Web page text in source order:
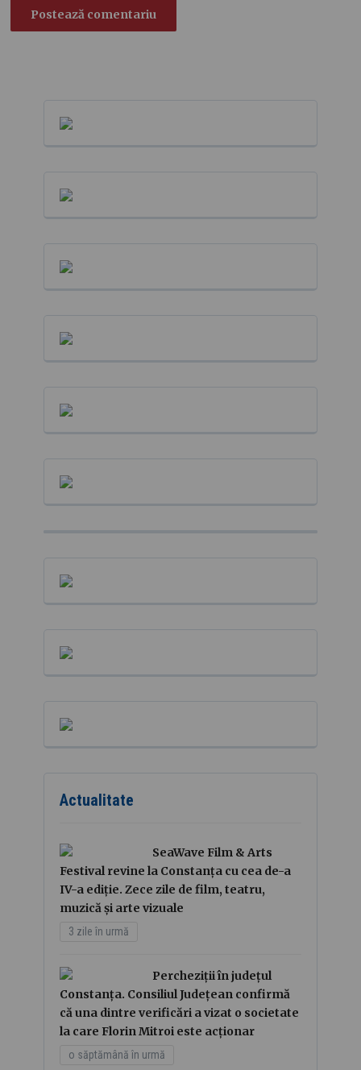
Actualitate
SeaWave Film & Arts
Festival revine la Constanța cu cea de-a
IV-a ediție. Zece zile de film, teatru,
muzică și arte vizuale
3 zile în urmă
Percheziții în județul
Constanța. Consiliul Județean confirmă
că una dintre verificări a vizat o societate
la care Florin Mitroi este acționar
o săptămână în urmă